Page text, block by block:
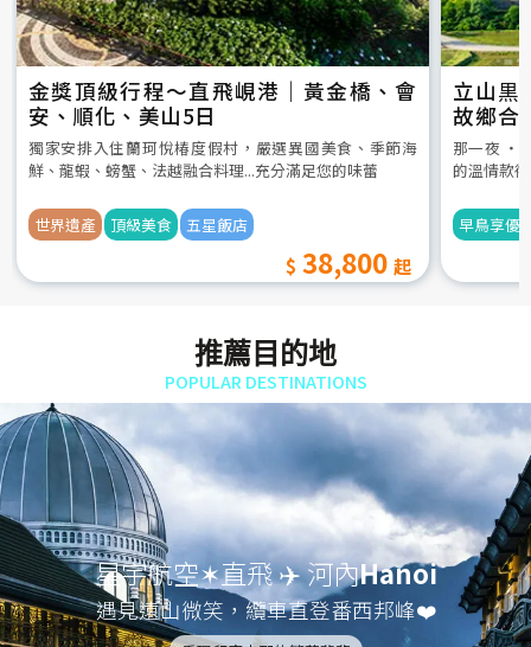
金獎頂級行程～直飛峴港｜黃金橋、會
安、順化、美山5日
獨家安排入住蘭珂悅椿度假村，嚴選異國美食、季節海
鮮、龍蝦、螃蟹、法越融合料理...充分滿足您的味蕾
世界遺產 頂級美食 五星飯店
38,800
立山黒
故鄉合
5日
那一夜 ‧
的溫情款
早鳥享優
推薦目的地
POPULAR DESTINATIONS
星宇航空✶直飛 ✈️ 河內Hanoi
遇見遠山微笑，纜車直登番西邦峰❤️